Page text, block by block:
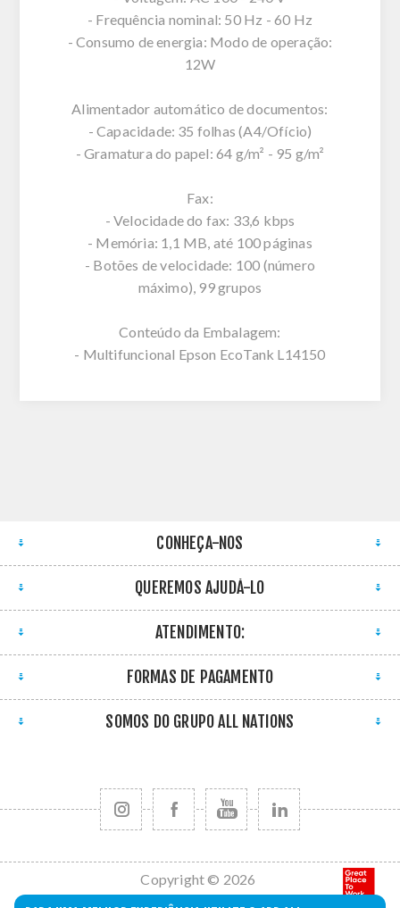
- Frequência nominal: 50 Hz - 60 Hz
- Consumo de energia: Modo de operação:
12W
Alimentador automático de documentos:
- Capacidade: 35 folhas (A4/Ofício)
- Gramatura do papel: 64 g/m² - 95 g/m²
Fax:
- Velocidade do fax: 33,6 kbps
- Memória: 1,1 MB, até 100 páginas
- Botões de velocidade: 100 (número
máximo), 99 grupos
Conteúdo da Embalagem:
- Multifuncional Epson EcoTank L14150
CONHEÇA-NOS
QUEREMOS AJUDÁ-LO
ATENDIMENTO:
FORMAS DE PAGAMENTO
SOMOS DO GRUPO ALL NATIONS
Copyright © 2026
All Nations. Todos